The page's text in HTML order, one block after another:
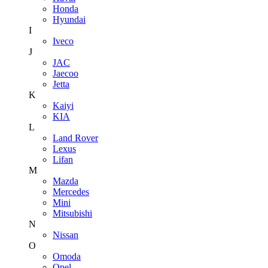
Honda
Hyundai
I
Iveco
J
JAC
Jaecoo
Jetta
K
Kaiyi
KIA
L
Land Rover
Lexus
Lifan
M
Mazda
Mercedes
Mini
Mitsubishi
N
Nissan
O
Omoda